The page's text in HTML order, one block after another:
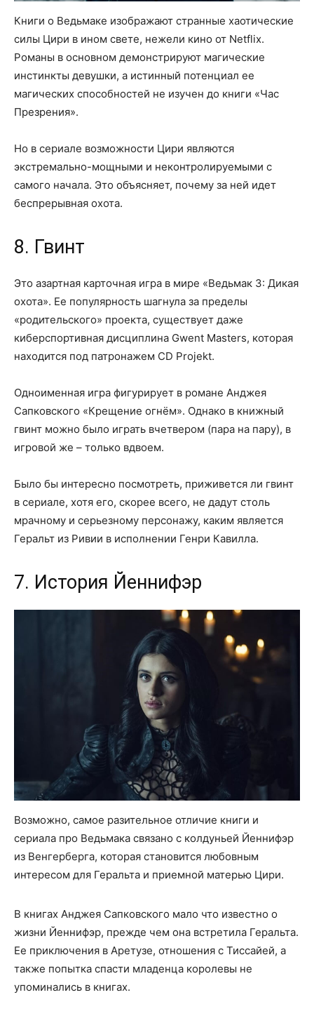
Книги о Ведьмаке изображают странные хаотические
силы Цири в ином свете, нежели кино от Netflix.
Романы в основном демонстрируют магические
инстинкты девушки, а истинный потенциал ее
магических способностей не изучен до книги «Час
Презрения».
Но в сериале возможности Цири являются
экстремально-мощными и неконтролируемыми с
самого начала. Это объясняет, почему за ней идет
беспрерывная охота.
8. Гвинт
Это азартная карточная игра в мире «Ведьмак 3: Дикая
охота». Ее популярность шагнула за пределы
«родительского» проекта, существует даже
киберспортивная дисциплина Gwent Masters, которая
находится под патронажем CD Projekt.
Одноименная игра фигурирует в романе Анджея
Сапковского «Крещение огнём». Однако в книжный
гвинт можно было играть вчетвером (пара на пару), в
игровой же – только вдвоем.
Было бы интересно посмотреть, приживется ли гвинт
в сериале, хотя его, скорее всего, не дадут столь
мрачному и серьезному персонажу, каким является
Геральт из Ривии в исполнении Генри Кавилла.
7. История Йеннифэр
Возможно, самое разительное отличие книги и
сериала про Ведьмака связано с колдуньей Йеннифэр
из Венгерберга, которая становится любовным
интересом для Геральта и приемной матерью Цири.
В книгах Анджея Сапковского мало что известно о
жизни Йеннифэр, прежде чем она встретила Геральта.
Ее приключения в Аретузе, отношения с Тиссайей, а
также попытка спасти младенца королевы не
упоминались в книгах.